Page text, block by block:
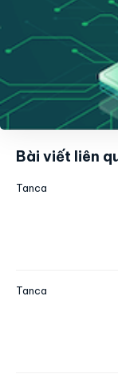
Bài viết liên
Tanca
Tanca